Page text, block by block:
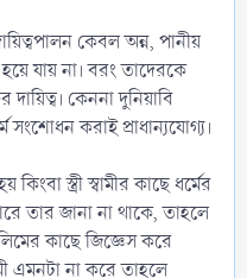
কেবল অন্ন, পানীয়
যায় না। বরং তাদেরকে
দায়িত্ব। কেননা দুনিয়াবি
করাই প্রাধান্যযোগ্য।
কিংবা স্ত্রী স্বামীর কাছে ধর্মের
তার জানা না থাকে, তাহলে
কাছে জিজ্ঞেস করে
এমনটা না করে তাহলে